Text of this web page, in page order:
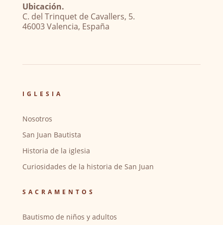
Ubicación.
C. del Trinquet de Cavallers, 5.
46003 Valencia, España
IGLESIA
Nosotros
San Juan Bautista
Historia de la iglesia
Curiosidades de la historia de San Juan
SACRAMENTOS
Bautismo de niños y adultos